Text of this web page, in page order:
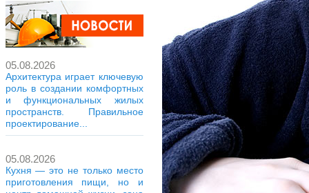
05.08.2026
Архитектура играет ключевую
роль в создании комфортных
и функциональных жилых
пространств. Правильное
проектирование...
05.08.2026
Кухня — это не только место
приготовления пищи, но и